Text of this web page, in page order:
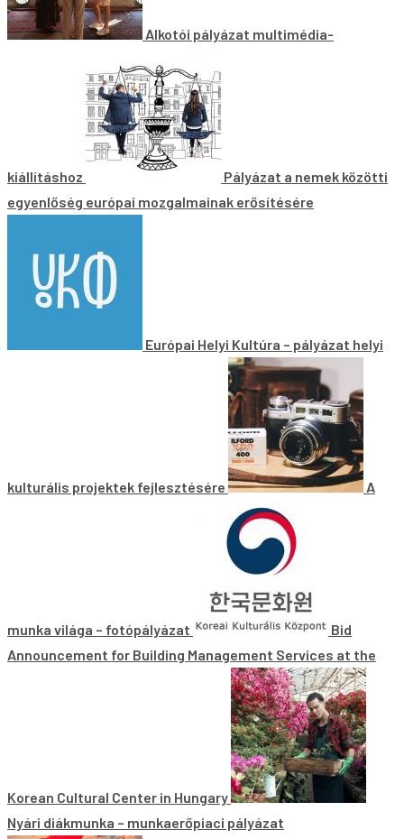
Alkotói pályázat multimédia-
kiállításhoz
Pályázat a nemek közötti
egyenlőség európai mozgalmainak erősítésére
Európai Helyi Kultúra – pályázat helyi
kulturális projektek fejlesztésére A
munka világa – fotópályázat
Bid
Announcement for Building Management Services at the
Korean Cultural Center in Hungary
Nyári diákmunka – munkaerőpiaci pályázat